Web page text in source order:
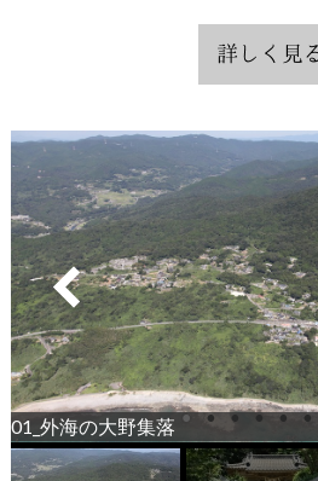
おおの
こうのうら
ききょう
おおの
01_外海の大野集落